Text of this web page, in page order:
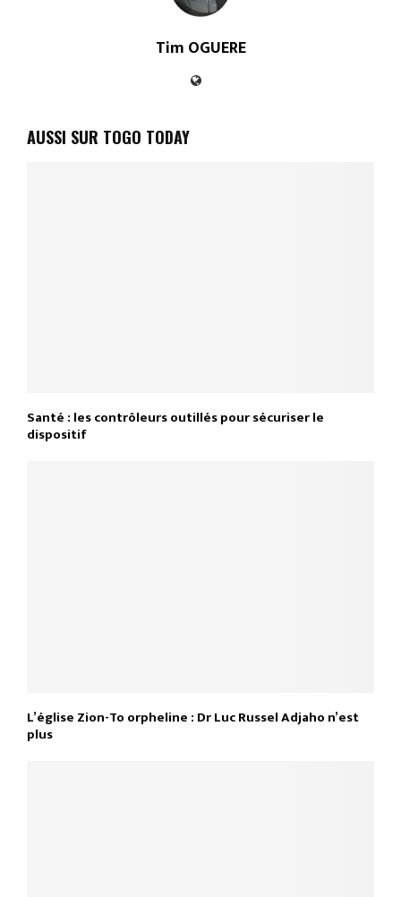
Tim OGUERE
AUSSI SUR TOGO TODAY
Santé : les contrôleurs outillés pour sécuriser le
dispositif
L’église Zion-To orpheline : Dr Luc Russel Adjaho n’est
plus